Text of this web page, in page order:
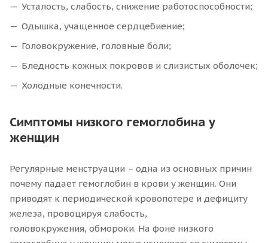
Усталость, слабость, снижение работоспособности;
Одышка, учащенное сердцебиение;
Головокружение, головные боли;
Бледность кожных покровов и слизистых оболочек;
Холодные конечности.
Симптомы низкого гемоглобина у
женщин
Регулярные менструации – одна из основных причин
почему падает гемоглобин в крови у женщин. Они
приводят к периодической кровопотере и дефициту
железа, провоцируя слабость,
головокружения, обмороки. На фоне низкого